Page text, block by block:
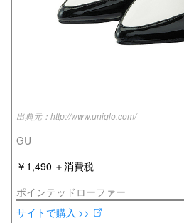
http://www.uniqlo.com/
GU
￥1,490 ＋消費税
ポインテッドローファー
サイトで購入 >>